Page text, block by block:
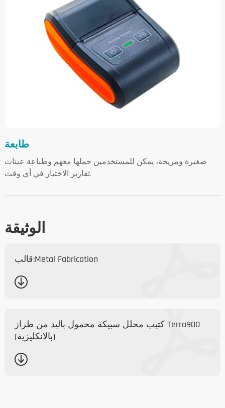
طابعة
صغيرة ومريحة، يمكن للمستخدمين حملها معهم وطباعة عينات
تقارير الاختبار في أي وقت.
الوثيقة
قالب:Metal Fabrication
كتيب محلل سبيكة محمول باليد من طراز Terra900
(بالانكليزية)